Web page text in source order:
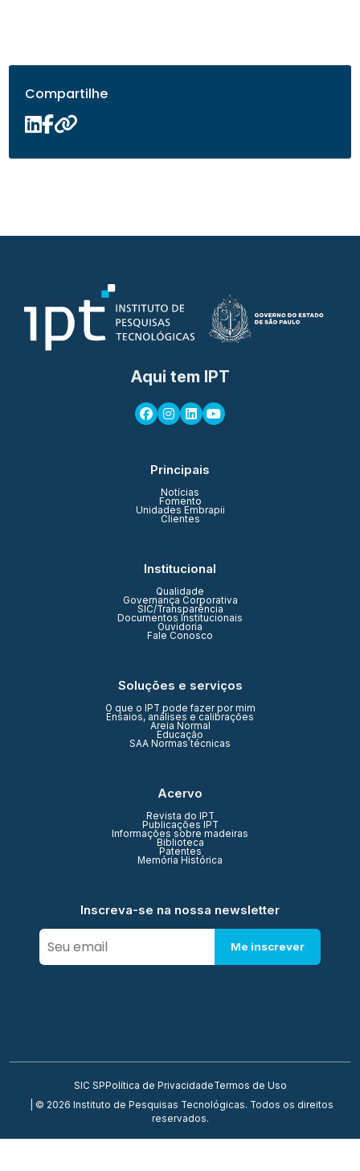
Compartilhe
Aqui tem IPT
Principais
Notícias
Fomento
Unidades Embrapii
Clientes
Institucional
Qualidade
Governança Corporativa
SIC/Transparência
Documentos Institucionais
Ouvidoria
Fale Conosco
Soluções e serviços
O que o IPT pode fazer por mim
Ensaios, análises e calibrações
Areia Normal
Educação
SAA Normas técnicas
Acervo
Revista do IPT
Publicações IPT
Informações sobre madeiras
Biblioteca
Patentes
Memória Histórica
Inscreva-se na nossa newsletter
Me inscrever
SIC SP Política de PrivacidadeTermos de Uso
| © 2026 Instituto de Pesquisas Tecnológicas. Todos os direitos
reservados.